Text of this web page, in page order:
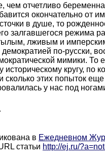
чем отчетливо
окончательно от
в душе, то
залгавшегося режима
лживым и
по-русски,
мимики. То
историческому кругу, по
сколько этих попыток
у нас под
в Ежедневном
статьи http://ej.ru/